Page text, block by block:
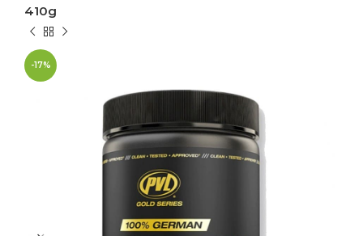
410g
-17%